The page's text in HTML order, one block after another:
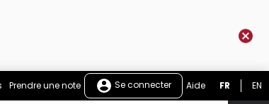
Prendre une note Se connecter Aide FR EN